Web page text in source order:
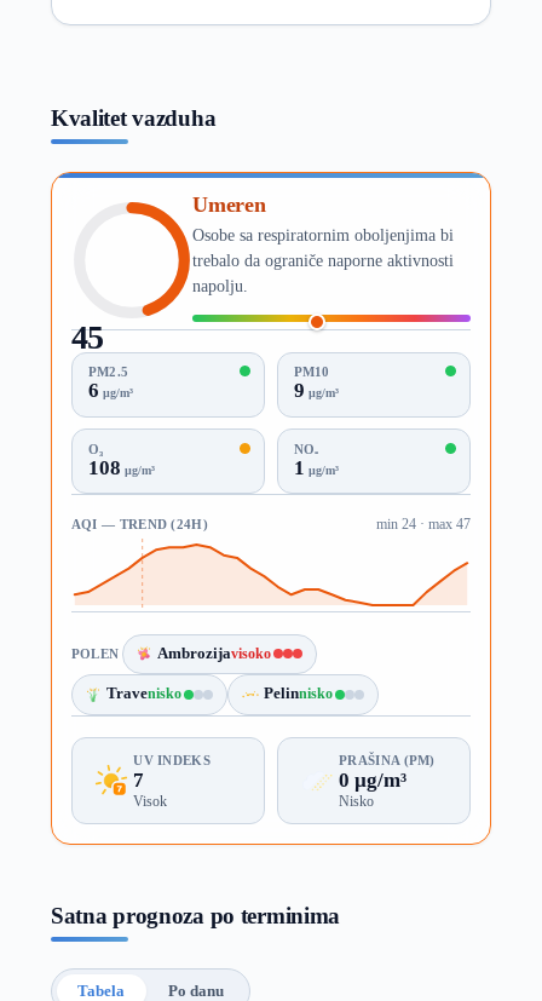
Kvalitet vazduha
45
AQI
Umeren
Osobe sa respiratornim oboljenjima bi
trebalo da ograniče naporne aktivnosti
napolju.
PM2.5
6 µg/m³
PM10
9 µg/m³
O₃
108 µg/m³
NO₂
1 µg/m³
AQI — TREND (24H) min 24 · max 47
POLEN Ambrozijavisoko
Travenisko Pelinnisko
UV INDEKS
7
Visok
PRAŠINA (PM)
0 µg/m³
Nisko
Satna prognoza po terminima
Tabela Po danu